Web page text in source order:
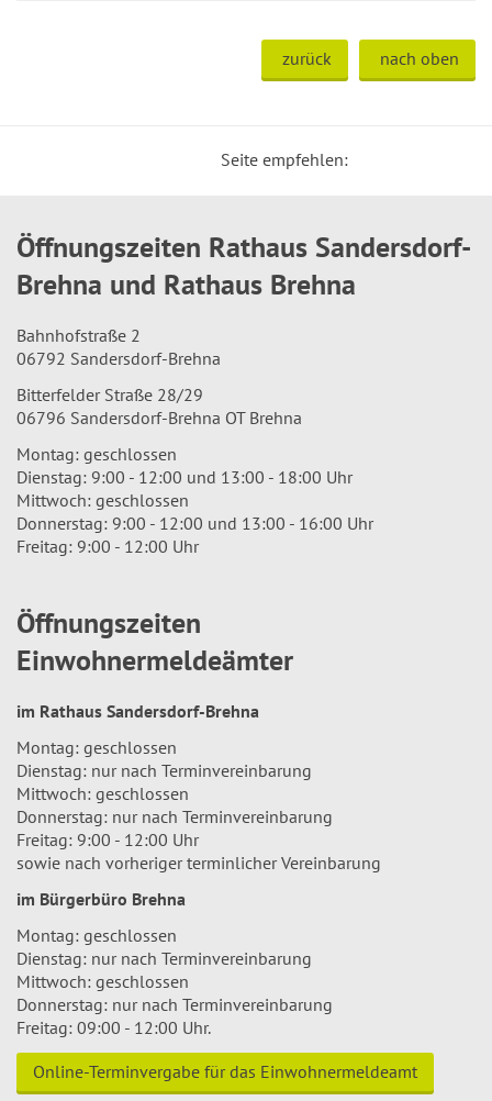
zurück nach oben
Seite empfehlen:
Öffnungszeiten Rathaus Sandersdorf-
Brehna und Rathaus Brehna
Bahnhofstraße 2
06792 Sandersdorf-Brehna
Bitterfelder Straße 28/29
06796 Sandersdorf-Brehna OT Brehna
Montag: geschlossen
Dienstag: 9:00 - 12:00 und 13:00 - 18:00 Uhr
Mittwoch: geschlossen
Donnerstag: 9:00 - 12:00 und 13:00 - 16:00 Uhr
Freitag: 9:00 - 12:00 Uhr
Öffnungszeiten
Einwohnermeldeämter
im Rathaus Sandersdorf-Brehna
Montag: geschlossen
Dienstag: nur nach Terminvereinbarung
Mittwoch: geschlossen
Donnerstag: nur nach Terminvereinbarung
Freitag: 9:00 - 12:00 Uhr
sowie nach vorheriger terminlicher Vereinbarung
im Bürgerbüro Brehna
Montag: geschlossen
Dienstag: nur nach Terminvereinbarung
Mittwoch: geschlossen
Donnerstag: nur nach Terminvereinbarung
Freitag: 09:00 - 12:00 Uhr.
Online-Terminvergabe für das Einwohnermeldeamt